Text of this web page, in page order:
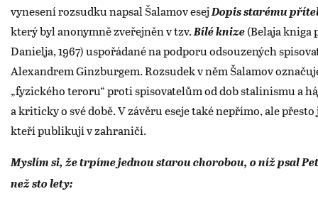
vynesení rozsudku napsal Šalamov esejDopis starému
který byl anonymně zveřejněn v tzv.Bílé knize(Belaja kniga
Danielja, 1967) uspořádané na podporu odsouzených
Alexandrem Ginzburgem. Rozsudek v něm Šalamov
„fyzického teroru“ proti spisovatelům od dob stalinismu a
a kriticky o své době. V závěru eseje také nepřímo, ale
kteří publikují v zahraničí.
Myslím si, že trpíme jednou starou chorobou, o níž psal
než sto lety: